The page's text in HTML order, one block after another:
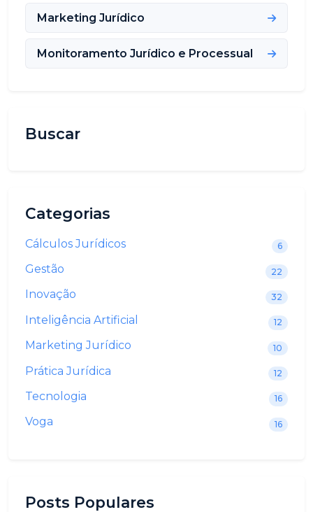
Marketing Jurídico
Monitoramento Jurídico e Processual
Buscar
Categorias
Cálculos Jurídicos 6
Gestão 22
Inovação 32
Inteligência Artificial 12
Marketing Jurídico 10
Prática Jurídica 12
Tecnologia 16
Voga 16
Posts Populares